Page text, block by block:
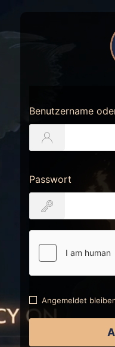
Benutzername
Passwort
Angemeldet